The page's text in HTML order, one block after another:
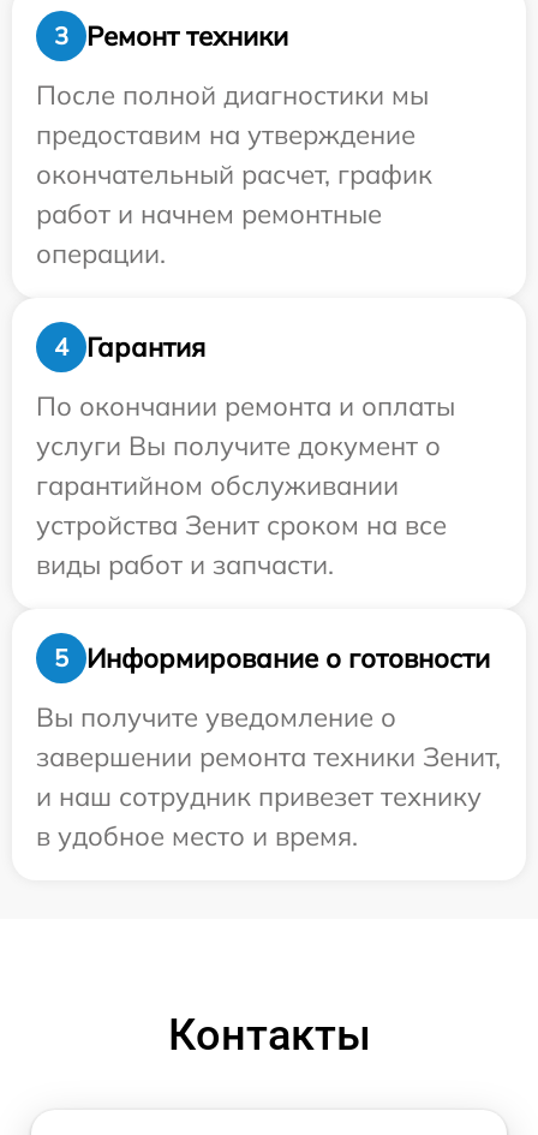
3
Ремонт техники
После полной диагностики мы
предоставим на утверждение
окончательный расчет, график
работ и начнем ремонтные
операции.
4
Гарантия
По окончании ремонта и оплаты
услуги Вы получите документ о
гарантийном обслуживании
устройства Зенит сроком на все
виды работ и запчасти.
5
Информирование о готовности
Вы получите уведомление о
завершении ремонта техники Зенит,
и наш сотрудник привезет технику
в удобное место и время.
Контакты